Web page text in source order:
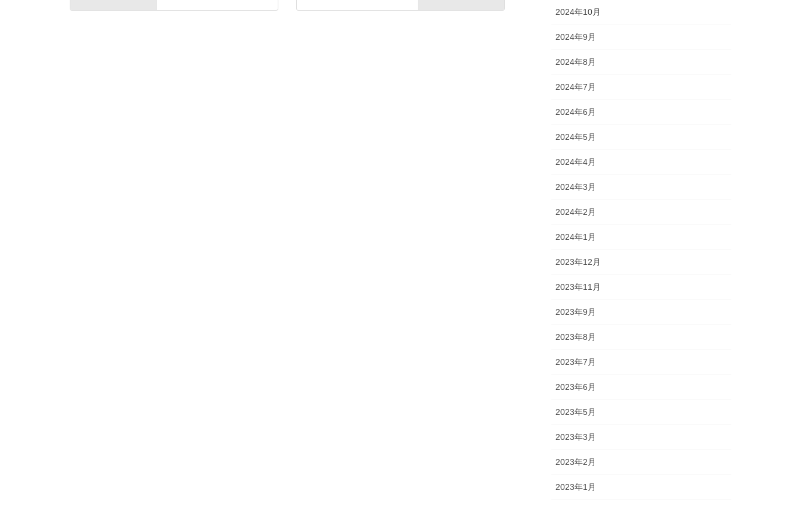
2024年10月
2024年9月
2024年8月
2024年7月
2024年6月
2024年5月
2024年4月
2024年3月
2024年2月
2024年1月
2023年12月
2023年11月
2023年9月
2023年8月
2023年7月
2023年6月
2023年5月
2023年3月
2023年2月
2023年1月